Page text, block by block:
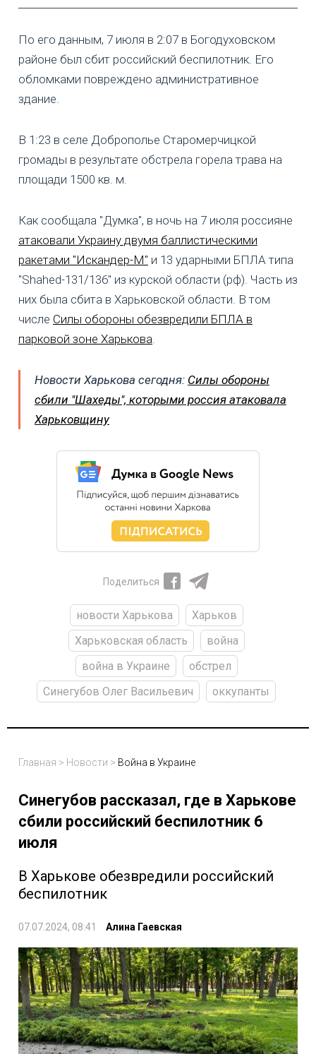
По его данным, 7 июля в 2:07 в Богодуховском
районе был сбит российский беспилотник. Его
обломками повреждено административное
здание.
В 1:23 в селе Доброполье Старомерчицкой
громады в результате обстрела горела трава на
площади 1500 кв. м.
Как сообщала "Думка", в ночь на 7 июля россияне
атаковали Украину двумя баллистическими
ракетами "Искандер-М" и 13 ударными БПЛА типа
"Shahed-131/136" из курской области (рф). Часть из
них была сбита в Харьковской области. В том
числе Силы обороны обезвредили БПЛА в
парковой зоне Харькова
Новости Харькова сегодня: Силы обороны
сбили "Шахеды", которыми россия атаковала
Харьковщину
Поделиться
новости Харькова
Харьков
Харьковская область
война
война в Украине
обстрел
Синегубов Олег Васильевич
оккупанты
Главная > Новости > Война в Украине
Синегубов рассказал, где в Харькове
сбили российский беспилотник 6
июля
В Харькове обезвредили российский
беспилотник
07.07.2024, 08:41 Алина Гаевская